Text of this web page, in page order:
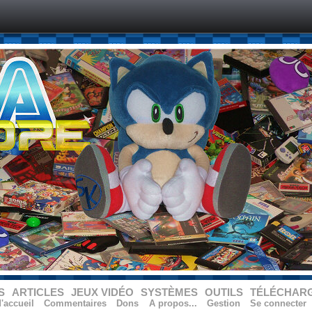
ARTICLES JEUX VIDÉO SYSTÈMES OUTILS
Commentaires Dons A propos... Gestion Se connecter